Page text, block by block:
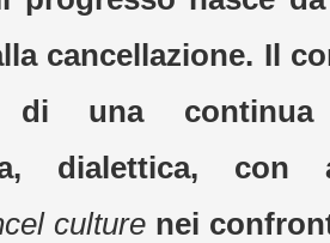
cancellazione. Il
una continua
dialettica, con
culture nei